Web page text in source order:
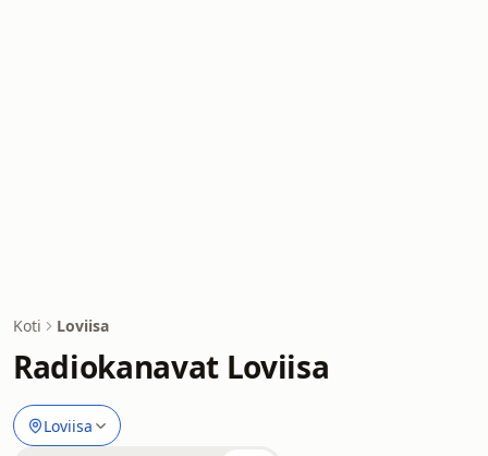
Koti Loviisa
Radiokanavat Loviisa
Loviisa